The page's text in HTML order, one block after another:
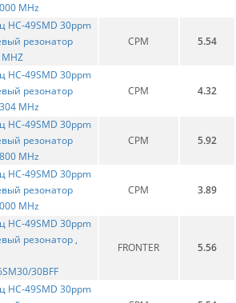
MHz
HC-49SMD 30ppm
резонатор
CPM 5.54
HC-49SMD 30ppm
резонатор
MHz
CPM 4.32
HC-49SMD 30ppm
резонатор
MHz
CPM 5.92
HC-49SMD 30ppm
резонатор
MHz
CPM 3.89
HC-49SMD 30ppm
резонатор ,
30BFF
FRONTER 5.56
HC-49SMD 30ppm